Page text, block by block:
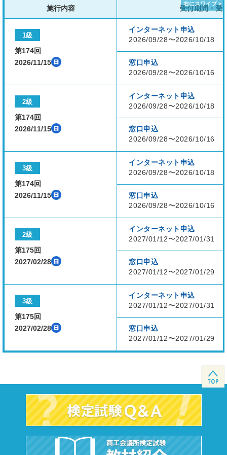
施行内容 受付期間・受
1級
第174回
2026/11/15
インターネット申込
2026/09/28〜2026/10/18
窓口申込
2026/09/28〜2026/10/16
2級
第174回
2026/11/15
インターネット申込
2026/09/28〜2026/10/18
窓口申込
2026/09/28〜2026/10/16
3級
第174回
2026/11/15
インターネット申込
2026/09/28〜2026/10/18
窓口申込
2026/09/28〜2026/10/16
2級
第175回
2027/02/28
インターネット申込
2027/01/12〜2027/01/31
窓口申込
2027/01/12〜2027/01/29
3級
第175回
2027/02/28
インターネット申込
2027/01/12〜2027/01/31
窓口申込
2027/01/12〜2027/01/29